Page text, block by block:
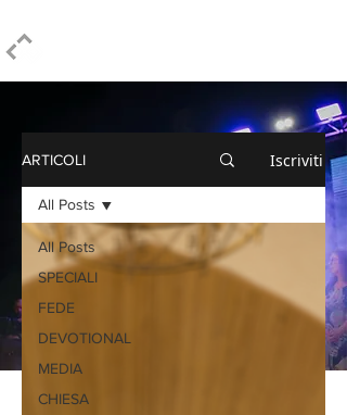
ARTICOLI Iscriviti
All Posts
SPECIALI
FEDE
DEVOTIONAL
MEDIA
CHIESA
All Posts